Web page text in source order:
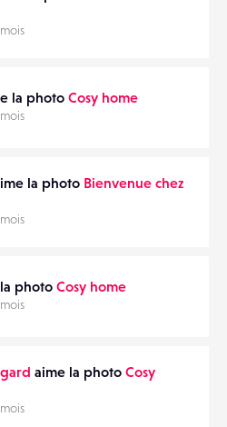
la photo Cosy home
la photo Bienvenue chez
photo Cosy home
aime la photo Cosy